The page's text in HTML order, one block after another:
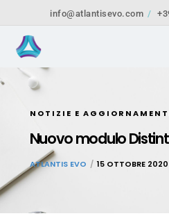
info@atlantisevo.com
NOTIZIE E
Nuovo modulo
ATLANTIS EVO 15 OTTOBRE 2020